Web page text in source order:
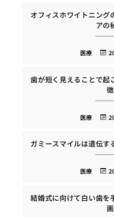
オフィスホワイトニング
アの
医療
歯が短く見えることで起
徴
医療
ガミースマイルは遺伝す
医療
結婚式に向けて白い歯を
画